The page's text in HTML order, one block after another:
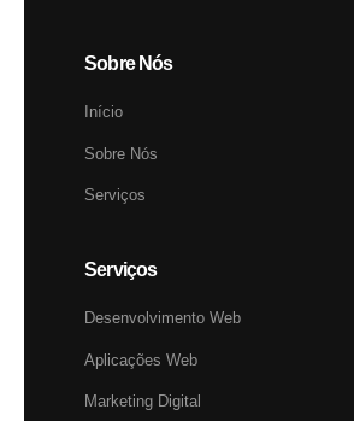
Sobre Nós
Início
Sobre Nós
Serviços
Serviços
Desenvolvimento Web
Aplicações Web
Marketing Digital